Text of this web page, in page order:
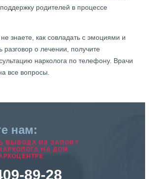
родителей в процессе
знаете, как совладать с эмоциями и
разговор о лечении, получите
нарколога по телефону. Врачи
все вопросы.
нам:
ВЫВОДА ИЗ ЗАПОЯ?
НА ДОМ
89-28